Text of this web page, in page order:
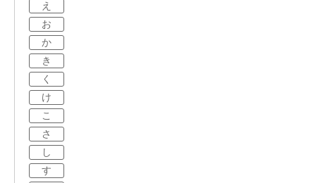
え
お
か
き
く
け
こ
さ
し
す